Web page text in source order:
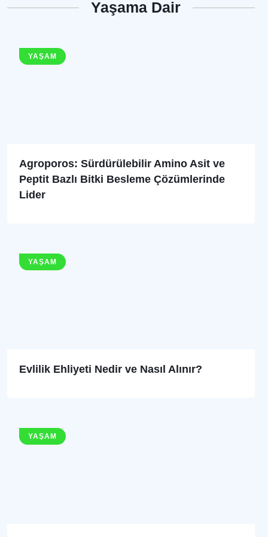
Yaşama Dair
YAŞAM
Agroporos: Sürdürülebilir Amino Asit ve
Peptit Bazlı Bitki Besleme Çözümlerinde
Lider
YAŞAM
Evlilik Ehliyeti Nedir ve Nasıl Alınır?
YAŞAM